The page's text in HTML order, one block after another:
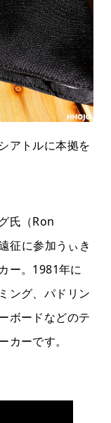
アトルに本拠を
氏（Ron
征に参加うぃき
ー。1981年に
ング、パドリン
ボードなどのテ
カーです。